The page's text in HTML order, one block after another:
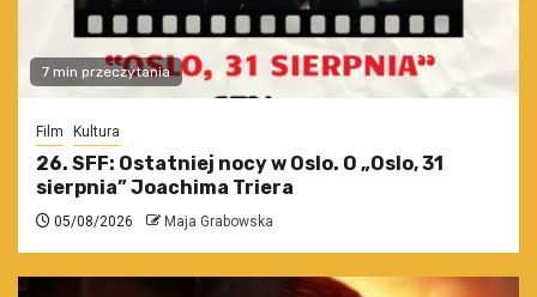
7 min przeczytania
Film Kultura
26. SFF: Ostatniej nocy w Oslo. O „Oslo, 31
sierpnia” Joachima Triera
05/08/2026 Maja Grabowska